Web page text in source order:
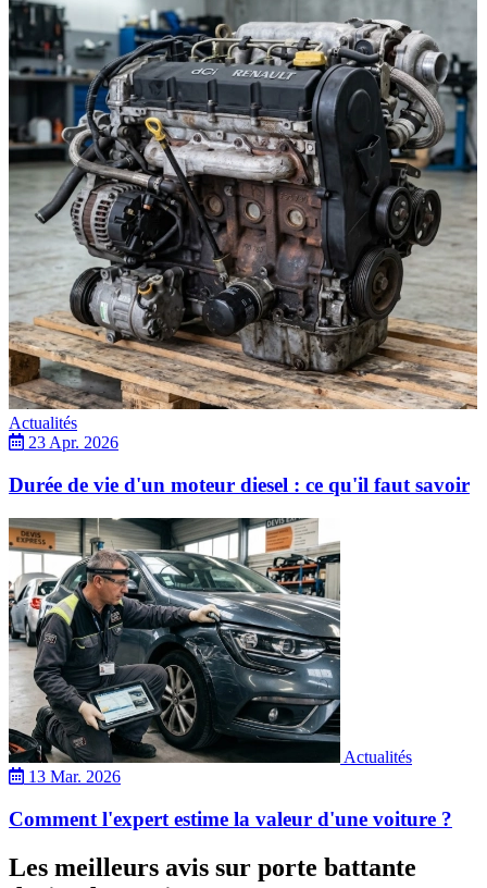
Actualités
23 Apr. 2026
Durée de vie d'un moteur diesel : ce qu'il faut savoir
Actualités
13 Mar. 2026
Comment l'expert estime la valeur d'une voiture ?
Les meilleurs avis sur porte battante